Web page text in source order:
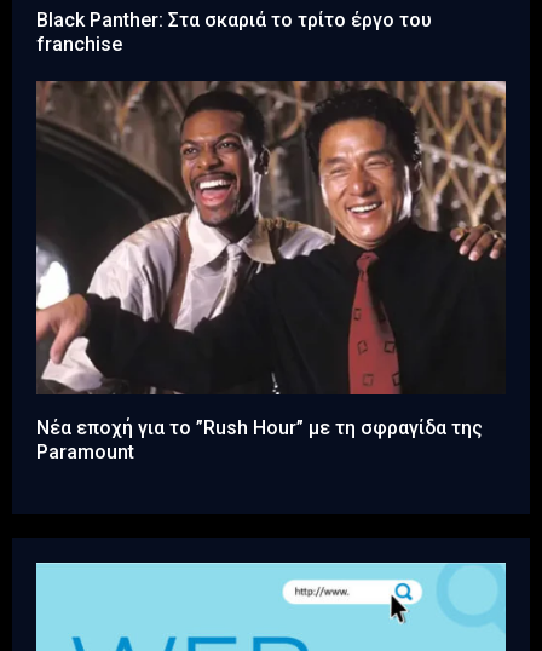
Black Panther: Στα σκαριά το τρίτο έργο του
franchise
Νέα εποχή για το ”Rush Hour” με τη σφραγίδα της
Paramount